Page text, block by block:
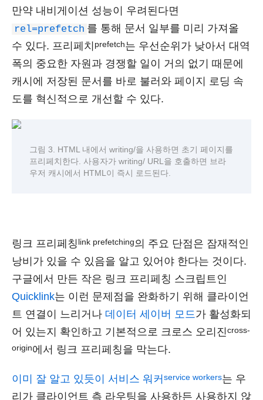
만약 내비게이션 성능이 우려된다면
rel=prefetch 를 통해 문서 일부를 미리 가져올
수 있다. 프리페치 prefetch는 우선순위가 낮아서 대역
폭의 중요한 자원과 경쟁할 일이 거의 없기 때문에
캐시에 저장된 문서를 바로 불러와 페이지 로딩 속
도를 혁신적으로 개선할 수 있다.
그림 3. HTML 내에서 writing/을 사용하면 초기 페이지를
프리페치한다. 사용자가 writing/ URL을 호출하면 브라
우저 캐시에서 HTML이 즉시 로드된다.
링크 프리페칭 link prefetching의 주요 단점은 잠재적인
낭비가 있을 수 있음을 알고 있어야 한다는 것이다.
구글에서 만든 작은 링크 프리페칭 스크립트인
Quicklink는 이런 문제점을 완화하기 위해 클라이언
트 연결이 느리거나 데이터 세이버 모드가 활성화되
어 있는지 확인하고 기본적으로 크로스 오리진cross-
origin에서 링크 프리페칭을 막는다.
이미 잘 알고 있듯이 서비스 워커 service workers는 우
리가 클라이언트 측 라우팅을 사용하든 사용하지 않